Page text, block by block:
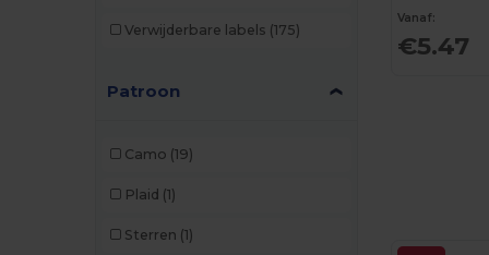
Result (60)
Verwijderbare labels (175)
Patroon
Camo (19)
Plaid (1)
Sterren (1)
Vanaf:
€5.47